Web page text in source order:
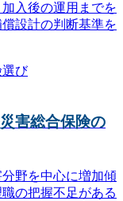
入後の運用までを
設計の判断基準を
び
害総合保険の
野を中心に増加傾
の把握不足がある